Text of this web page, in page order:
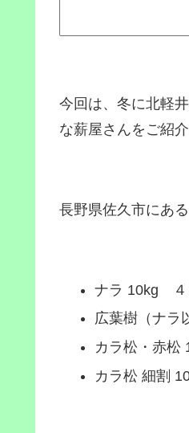
今回は、冬に北軽
な薪屋さんをご紹介
長野県佐久市にある
ナラ 10kg ４
広葉樹（ナ
カラ松・赤
カラ松 細割